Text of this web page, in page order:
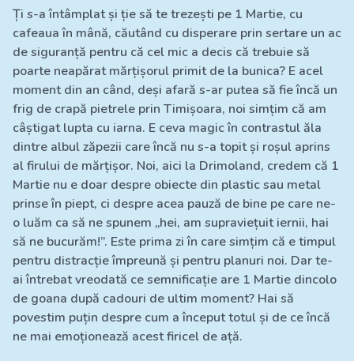
Ți s-a întâmplat și ție să te trezești pe 1 Martie, cu
cafeaua în mână, căutând cu disperare prin sertare un ac
de siguranță pentru că cel mic a decis că trebuie să
poarte neapărat mărțișorul primit de la bunica? E acel
moment din an când, deși afară s-ar putea să fie încă un
frig de crapă pietrele prin Timișoara, noi simțim că am
câștigat lupta cu iarna. E ceva magic în contrastul ăla
dintre albul zăpezii care încă nu s-a topit și roșul aprins
al firului de mărțișor. Noi, aici la Drimoland, credem că 1
Martie nu e doar despre obiecte din plastic sau metal
prinse în piept, ci despre acea pauză de bine pe care ne-
o luăm ca să ne spunem „hei, am supraviețuit iernii, hai
să ne bucurăm!”. Este prima zi în care simțim că e timpul
pentru distracție împreună și pentru planuri noi. Dar te-
ai întrebat vreodată ce semnificație are 1 Martie dincolo
de goana după cadouri de ultim moment? Hai să
povestim puțin despre cum a început totul și de ce încă
ne mai emoționează acest firicel de ață.